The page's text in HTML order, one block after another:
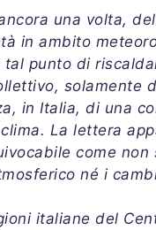
una volta,
in ambito
tal punto di
solamente
in Italia, di una
La lettera
come non
né i
italiane del